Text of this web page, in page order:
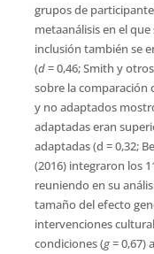
grupos de
metaanálisis en el
inclusión también se
(d= 0,46; Smith y
sobre la
y no adaptados
adaptadas eran
adaptadas (d = 0,32;
(2016) integraron los
reuniendo en su
tamaño del efecto
intervenciones
condiciones (g= 0,67)